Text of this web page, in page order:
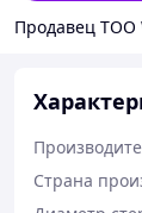
Продавец ТОО
Страна